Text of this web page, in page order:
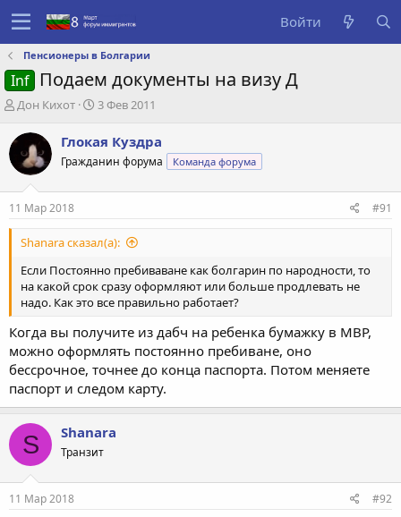
Войти
Пенсионеры в Болгарии
Inf Подаем документы на визу Д
А
т
о
р
е
м
Дон Кихот
Д
т
а
с
н
и
я
3 Фев 2011
Глокая Куздра
Гражданин форума Команда форума
11 Мар 2018 #91
Shanara сказал(а):
Если Постоянно пребиваване как болгарин по народности, то
на какой срок сразу оформляют или больше продлевать не
надо. Как это все правильно работает?
Когда вы получите из дабч на ребенка бумажку в МВР,
можно оформлять постоянно пребиване, оно
бессрочное, точнее до конца паспорта. Потом меняете
паспорт и следом карту.
S Shanara
Транзит
11 Мар 2018 #92